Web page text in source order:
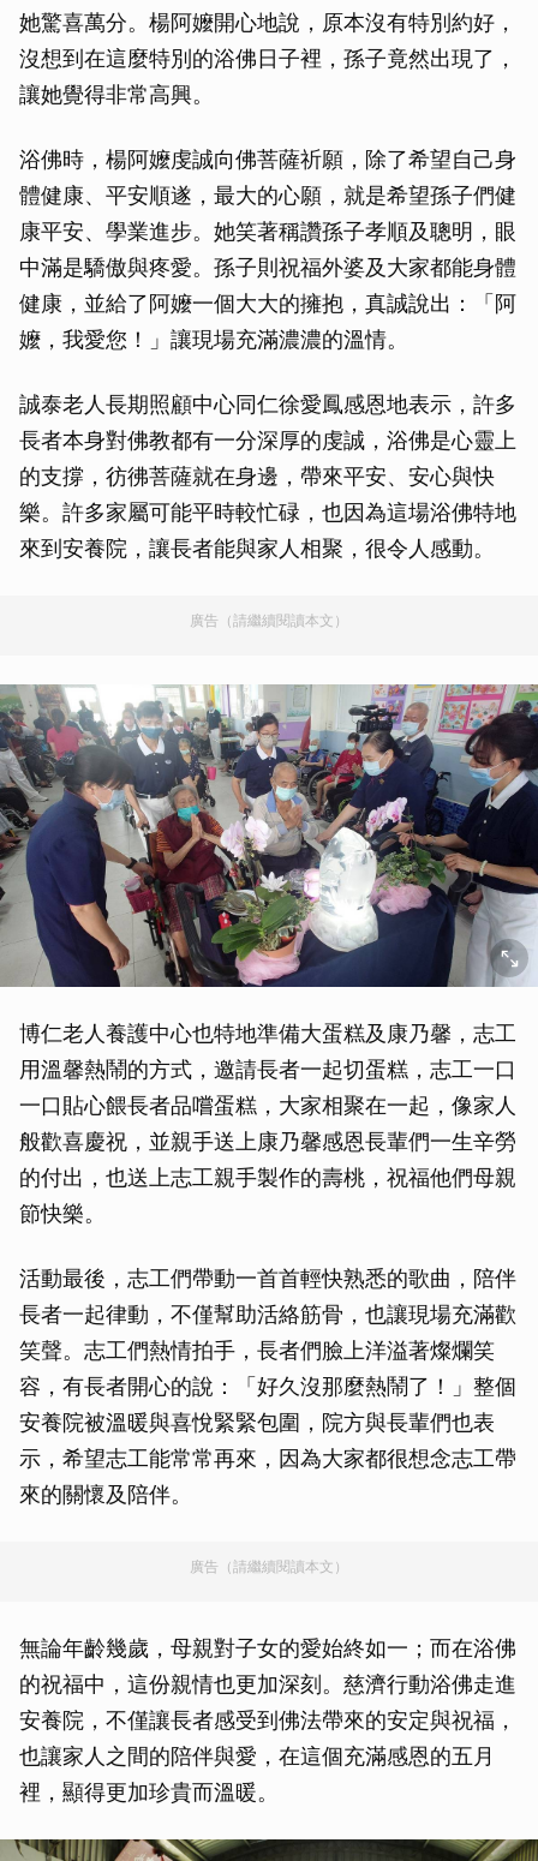
她驚喜萬分。楊阿嬤開心地說，原本沒有特別約好，
沒想到在這麼特別的浴佛日子裡，孫子竟然出現了，
讓她覺得非常高興。
浴佛時，楊阿嬤虔誠向佛菩薩祈願，除了希望自己身
體健康、平安順遂，最大的心願，就是希望孫子們健
康平安、學業進步。她笑著稱讚孫子孝順及聰明，眼
中滿是驕傲與疼愛。孫子則祝福外婆及大家都能身體
健康，並給了阿嬤一個大大的擁抱，真誠說出：「阿
嬤，我愛您！」讓現場充滿濃濃的溫情。
誠泰老人長期照顧中心同仁徐愛鳳感恩地表示，許多
長者本身對佛教都有一分深厚的虔誠，浴佛是心靈上
的支撐，彷彿菩薩就在身邊，帶來平安、安心與快
樂。許多家屬可能平時較忙碌，也因為這場浴佛特地
來到安養院，讓長者能與家人相聚，很令人感動。
廣告（請繼續閱讀本文）
博仁老人養護中心也特地準備大蛋糕及康乃馨，志工
用溫馨熱鬧的方式，邀請長者一起切蛋糕，志工一口
一口貼心餵長者品嚐蛋糕，大家相聚在一起，像家人
般歡喜慶祝，並親手送上康乃馨感恩長輩們一生辛勞
的付出，也送上志工親手製作的壽桃，祝福他們母親
節快樂。
活動最後，志工們帶動一首首輕快熟悉的歌曲，陪伴
長者一起律動，不僅幫助活絡筋骨，也讓現場充滿歡
笑聲。志工們熱情拍手，長者們臉上洋溢著燦爛笑
容，有長者開心的說：「好久沒那麼熱鬧了！」整個
安養院被溫暖與喜悅緊緊包圍，院方與長輩們也表
示，希望志工能常常再來，因為大家都很想念志工帶
來的關懷及陪伴。
廣告（請繼續閱讀本文）
無論年齡幾歲，母親對子女的愛始終如一；而在浴佛
的祝福中，這份親情也更加深刻。慈濟行動浴佛走進
安養院，不僅讓長者感受到佛法帶來的安定與祝福，
也讓家人之間的陪伴與愛，在這個充滿感恩的五月
裡，顯得更加珍貴而溫暖。